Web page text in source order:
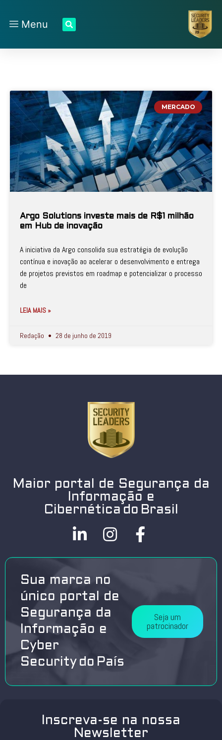
Menu
MERCADO
Argo Solutions investe mais de R$1 milhão
em Hub de inovação
A iniciativa da Argo consolida sua estratégia de evolução
contínua e inovação ao acelerar o desenvolvimento e entrega
de projetos previstos em roadmap e potencializar o processo
de
LEIA MAIS »
Redação 28 de junho de 2019
Maior portal de Segurança da
Informação e
Cibernética do Brasil
Sua marca no
único portal de
Segurança da
Informação e
Cyber
Security do País
Seja um
patrocinador
Inscreva-se na nossa
Newsletter